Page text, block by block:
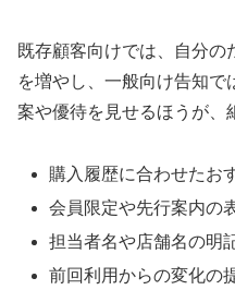
既存顧客向けでは、自分
を増やし、一般向け告知で
案や優待を見せるほうが、
購入履歴に合わせたお
会員限定や先行案内の
担当者名や店舗名の明
前回利用からの変化の